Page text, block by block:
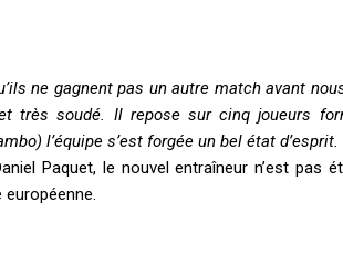
’ils ne gagnent pas un autre match avant
très soudé. Il repose sur cinq joueurs
l’équipe s’est forgée un bel état d’esprit.
Paquet, le nouvel entraîneur n’est pas
européenne.